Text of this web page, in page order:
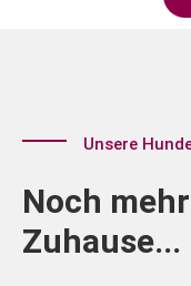
Unsere
Noch
Zuhause...